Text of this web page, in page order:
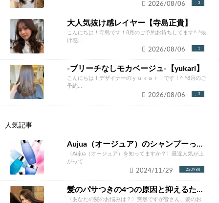
3
2026/08/06
大人気抜け感レイヤー【寺島正貴】
こんにちは！寺島です！8月のご予約お待ちしてます^ ^抜
け感...
1
2026/08/06
-ブリーチなしモカベージュ-【yukari】
こんにちは！デザイナーのｙｕｋａｒｉです！^ ^8月のご
予約...
3
2026/08/06
人気記事
Aujua（オージュア）のシャンプーって本当にいいの？ソムリエが徹底解説！
〈Aujua（オージュア）を知ってますか？〉最近人気が上
がって...
220988
2024/11/29
髪のパサつきの4つの原因と抑えるための改善方法とは？あなたにあったケア方法をご紹介！
〈あなたの髪のお悩みは？〉突然ですが皆さん、髪のお